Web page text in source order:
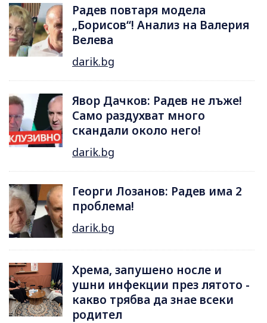
Радев повтаря модела
„Борисов“! Анализ на Валерия
Велева
darik.bg
Явор Дачков: Радев не лъже!
Само раздухват много
скандали около него!
darik.bg
Георги Лозанов: Радев има 2
проблема!
darik.bg
Хрема, запушено носле и
ушни инфекции през лятотo -
какво трябва да знае всеки
родител